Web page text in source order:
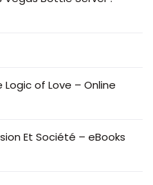
of Love – Online
Et Société – eBooks